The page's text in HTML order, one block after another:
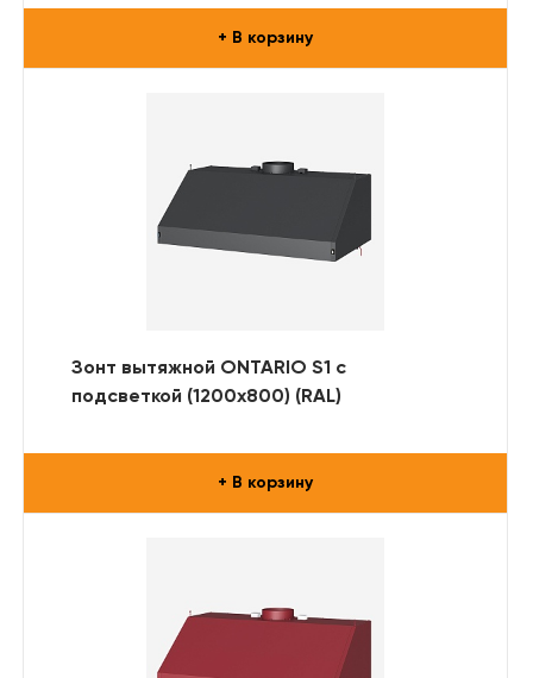
+ В корзину
Зонт вытяжной ONTARIO S1 с
подсветкой (1200x800) (RAL)
+ В корзину